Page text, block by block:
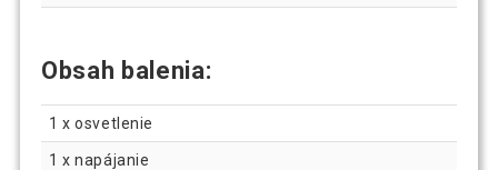
Obsah balenia:
1 x osvetlenie
1 x napájanie